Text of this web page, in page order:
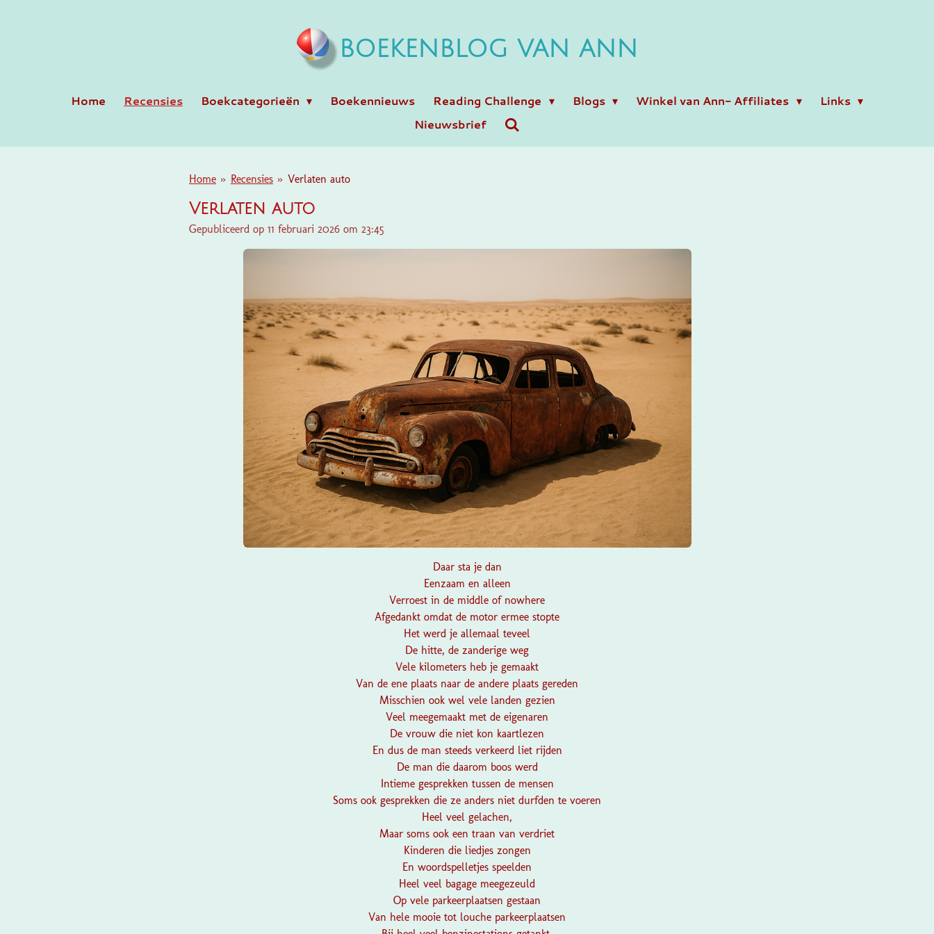
BOEKENBLOG VAN ANN
Home Recensies Boekcategorieën Boekennieuws Reading Challenge Blogs Winkel van Ann- Affiliates
Links
Nieuwsbrief
Home » Recensies » Verlaten auto
Verlaten auto
Gepubliceerd op 11 februari 2026 om 23:45
Daar sta je dan
Eenzaam en alleen
Verroest in de middle of nowhere
Afgedankt omdat de motor ermee stopte
Het werd je allemaal teveel
De hitte, de zanderige weg
Vele kilometers heb je gemaakt
Van de ene plaats naar de andere plaats gereden
Misschien ook wel vele landen gezien
Veel meegemaakt met de eigenaren
De vrouw die niet kon kaartlezen
En dus de man steeds verkeerd liet rijden
De man die daarom boos werd
Intieme gesprekken tussen de mensen
Soms ook gesprekken die ze anders niet durfden te voeren
Heel veel gelachen,
Maar soms ook een traan van verdriet
Kinderen die liedjes zongen
En woordspelletjes speelden
Heel veel bagage meegezeuld
Op vele parkeerplaatsen gestaan
Van hele mooie tot louche parkeerplaatsen